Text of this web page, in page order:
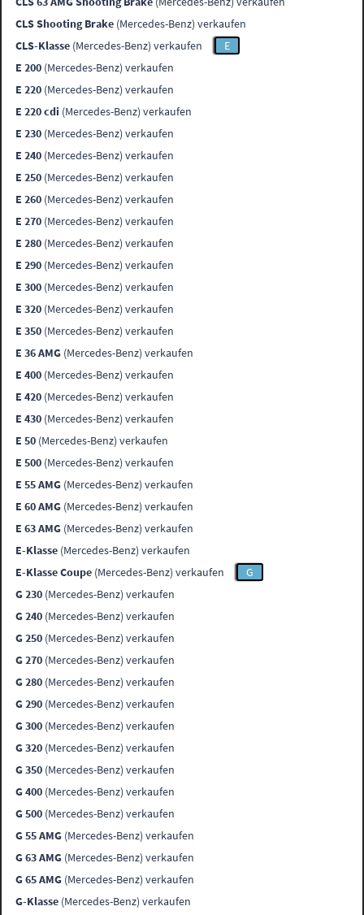
CLS Shooting Brake (Mercedes-Benz) verkaufen
CLS-Klasse (Mercedes-Benz) verkaufen
E
E 200 (Mercedes-Benz) verkaufen
E 220 (Mercedes-Benz) verkaufen
E 220 cdi (Mercedes-Benz) verkaufen
E 230 (Mercedes-Benz) verkaufen
E 240 (Mercedes-Benz) verkaufen
E 250 (Mercedes-Benz) verkaufen
E 260 (Mercedes-Benz) verkaufen
E 270 (Mercedes-Benz) verkaufen
E 280 (Mercedes-Benz) verkaufen
E 290 (Mercedes-Benz) verkaufen
E 300 (Mercedes-Benz) verkaufen
E 320 (Mercedes-Benz) verkaufen
E 350 (Mercedes-Benz) verkaufen
E 36 AMG (Mercedes-Benz) verkaufen
E 400 (Mercedes-Benz) verkaufen
E 420 (Mercedes-Benz) verkaufen
E 430 (Mercedes-Benz) verkaufen
E 50 (Mercedes-Benz) verkaufen
E 500 (Mercedes-Benz) verkaufen
E 55 AMG (Mercedes-Benz) verkaufen
E 60 AMG (Mercedes-Benz) verkaufen
E 63 AMG (Mercedes-Benz) verkaufen
E-Klasse (Mercedes-Benz) verkaufen
E-Klasse Coupe (Mercedes-Benz) verkaufen
G
G 230 (Mercedes-Benz) verkaufen
G 240 (Mercedes-Benz) verkaufen
G 250 (Mercedes-Benz) verkaufen
G 270 (Mercedes-Benz) verkaufen
G 280 (Mercedes-Benz) verkaufen
G 290 (Mercedes-Benz) verkaufen
G 300 (Mercedes-Benz) verkaufen
G 320 (Mercedes-Benz) verkaufen
G 350 (Mercedes-Benz) verkaufen
G 400 (Mercedes-Benz) verkaufen
G 500 (Mercedes-Benz) verkaufen
G 55 AMG (Mercedes-Benz) verkaufen
G 63 AMG (Mercedes-Benz) verkaufen
G 65 AMG (Mercedes-Benz) verkaufen
G-Klasse (Mercedes-Benz) verkaufen